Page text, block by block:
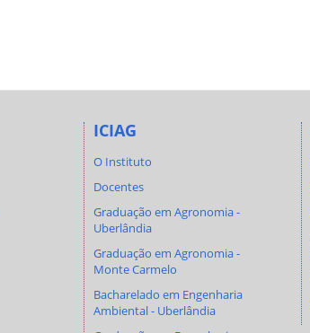
ICIAG
O Instituto
Docentes
Graduação em Agronomia -
Uberlândia
Graduação em Agronomia -
Monte Carmelo
Bacharelado em Engenharia
Ambiental - Uberlândia